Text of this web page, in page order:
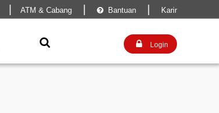
|ATM & Cabang  Bantuan Karir
  Login